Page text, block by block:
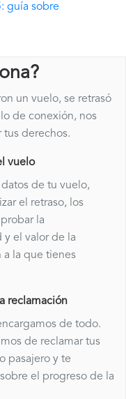
guía sobre
un vuelo, se retrasó
de conexión, nos
tus derechos.
vuelo
de tu vuelo,
el retraso, los
la
el valor de la
a la que tienes
reclamación
de todo.
de reclamar tus
pasajero y te
el progreso de la